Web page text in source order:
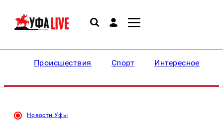
Происшествия Спорт Интересное
Новости Уфы